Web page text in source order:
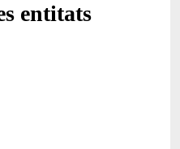
entitats